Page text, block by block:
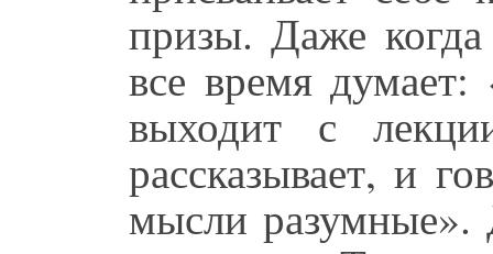
призы. Даже
все время
выходит с
рассказывает, и
мысли разумные».